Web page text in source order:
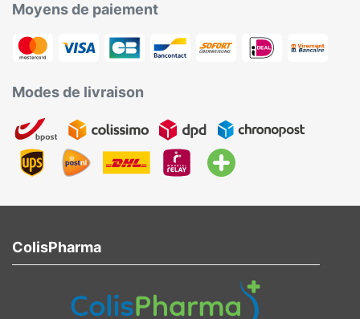
Moyens de paiement
Modes de livraison
ColisPharma